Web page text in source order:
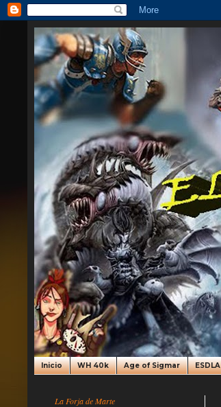
Inicio WH 40k Age of Sigmar ESDLA
La Forja de Marte